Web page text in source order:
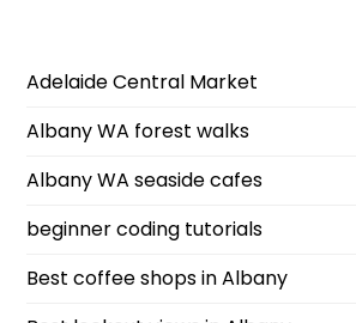
Adelaide Central Market
Albany WA forest walks
Albany WA seaside cafes
beginner coding tutorials
Best coffee shops in Albany